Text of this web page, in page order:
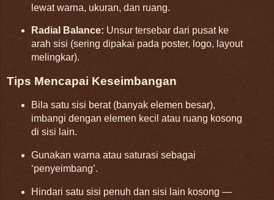
lewat warna, ukuran, dan ruang.
Radial Balance: Unsur tersebar dari pusat ke
arah sisi (sering dipakai pada poster, logo, layout
melingkar).
Tips Mencapai Keseimbangan
Bila satu sisi berat (banyak elemen besar),
imbangi dengan elemen kecil atau ruang kosong
di sisi lain.
Gunakan warna atau saturasi sebagai
‘penyeimbang’.
Hindari satu sisi penuh dan sisi lain kosong —